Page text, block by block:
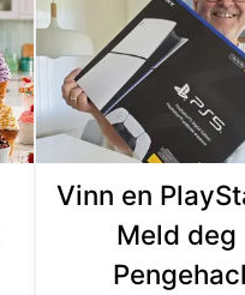
Vinn en
Meld deg